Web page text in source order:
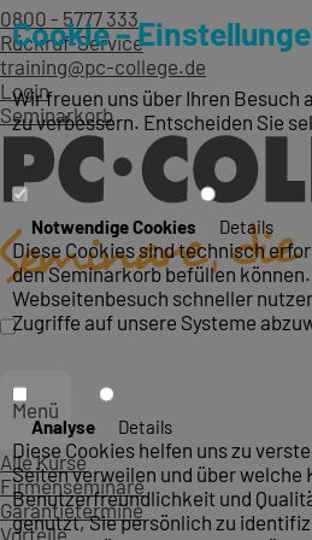
0800 - 5777 333
Rückruf-Service
training@pc-college.de
Login
Seminarkorb
Menü
Alle Kurse
Firmenseminare
Garantietermine
Vorteile
Cookie –
Wir freuen uns über Ihren
zu verbessern. Entscheiden Sie
Notwendige Cookies Details
Diese Cookies sind technisch
den Seminarkorb befüllen
Webseitenbesuch schneller
Zugriffe auf unsere Systeme
Analyse Details
Diese Cookies helfen uns zu
Seiten verweilen und über welche
Benutzerfreundlichkeit und
genutzt, Sie persönlich zu